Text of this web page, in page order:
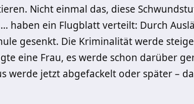
Nicht einmal das, diese
haben ein Flugblatt verteilt: Durch
gesenkt. Die Kriminalität werde
eine Frau, es werde schon darüber
werde jetzt abgefackelt oder später –